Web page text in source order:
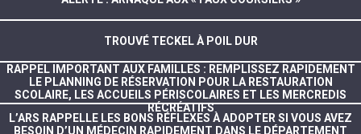
TROUVÉ TECKEL À POIL DUR
RAPPEL IMPORTANT AUX FAMILLES : REMPLISSEZ RAPIDEMENT
LE PLANNING DE RÉSERVATION POUR LA RESTAURATION
SCOLAIRE, LES ACCUEILS PÉRISCOLAIRES ET LES MERCREDIS
RÉCRÉATIFS
L’ARS RAPPELLE LES BONS RÉFLEXES À ADOPTER SI VOUS AVEZ
BESOIN D’UN MÉDECIN RAPIDEMENT DANS LE DÉPARTEMENT